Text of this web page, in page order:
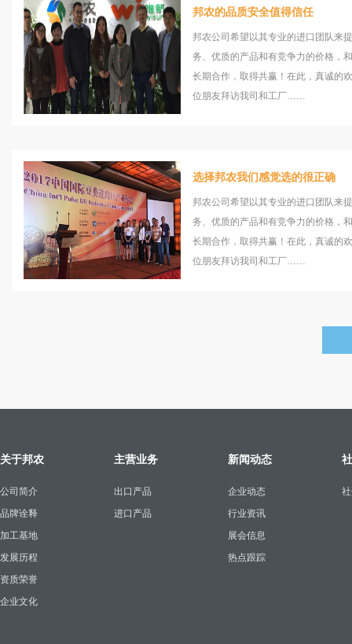
邦农的品质安全值得信任
邦农公司希望以其专业的进口团队来
务、优质的产品和有竞争力的价格，
长期合作，取得共赢！在此，真诚的
位朋友拜访我司和工厂……
选择邦农我们感觉选的很正确
邦农公司希望以其专业的进口团队来
务、优质的产品和有竞争力的价格，
长期合作，取得共赢！在此，真诚的
位朋友拜访我司和工厂……
关于邦农
公司简介
品牌诠释
加工基地
发展历程
资质荣誉
企业文化
主营业务
出口产品
进口产品
新闻动态
企业动态
行业资讯
展会信息
热点跟踪